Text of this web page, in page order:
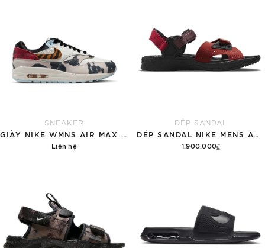
SNEAKER
GIÀY NIKE WMNS AIR MAX 1 '87 'GREAT INDOORS'
Liên hệ
DÉP SANDAL
DÉP SANDAL NIKE MENS ACG AIR DESCHUTZ 'RED BLACK'
1.900.000₫